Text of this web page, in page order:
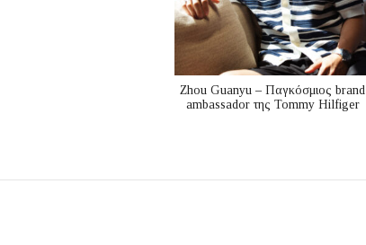
Zhou Guanyu – Παγκόσμιος brand
ambassador της Tommy Hilfiger